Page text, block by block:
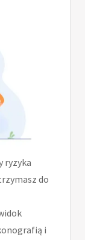
ryzyka
do
i